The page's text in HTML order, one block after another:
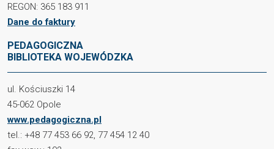
REGON: 365 183 911
Dane do faktury
PEDAGOGICZNA
BIBLIOTEKA WOJEWÓDZKA
ul. Kościuszki 14
45-062 Opole
www.pedagogiczna.pl
tel.: +48 77 453 66 92, 77 454 12 40